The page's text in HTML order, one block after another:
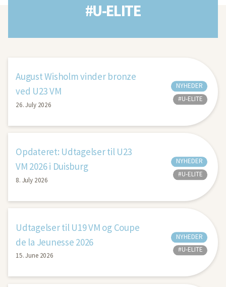
#U-ELITE
August Wisholm vinder bronze
ved U23 VM
26. July 2026
NYHEDER
#U-ELITE
Opdateret: Udtagelser til U23
VM 2026 i Duisburg
8. July 2026
NYHEDER
#U-ELITE
Udtagelser til U19 VM og Coupe
de la Jeunesse 2026
15. June 2026
NYHEDER
#U-ELITE